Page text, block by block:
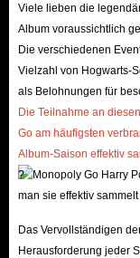
sicher sein, dass Sie
Feiertagsangebote in
teilnehmen, um bessere
Bündel (mit mehr
IGGM ist auch stolz
bieten. Unser Team
Anfang bis Ende
sind für Sie da und
Viele lieben die
Album voraussichtlich
Die verschiedenen
Vielzahl von Hogwarts-
als Belohnungen für
Die Teilnahme an
Go am häufigsten
Album-Saison effektiv
?
Das Vervollständigen
Herausforderung jeder